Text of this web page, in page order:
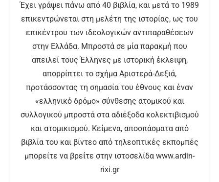
Έχει γράψει πάνω από 40 βιβλία, και μετά το 1989
επικεντρώνεται στη μελέτη της ιστορίας, ως του
επικέντρου των ιδεολογικών αντιπαραθέσεων
στην Ελλάδα. Μπροστά σε μία παρακμή που
απειλεί τους Έλληνες με ιστορική έκλειψη,
απορρίπτει το σχήμα Αριστερά-Δεξιά,
προτάσσοντας τη σημασία του έθνους και έναν
«ελληνικό δρόμο» σύνθεσης ατομικού και
συλλογικού μπροστά στα αδιέξοδα κολεκτιβισμού
και ατομικισμού. Κείμενα, αποσπάσματα από
βιβλία του και βίντεο από τηλεοπτικές εκπομπές
μπορείτε να βρείτε στην ιστοσελίδα www.ardin-
rixi.gr